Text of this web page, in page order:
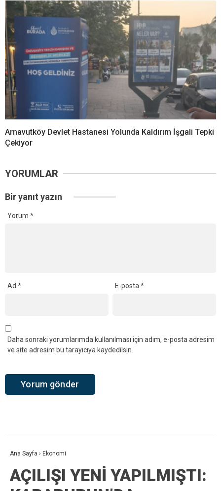
Arnavutköy Devlet Hastanesi Yolunda Kaldırım İşgali Tepki
Çekiyor
YORUMLAR
Bir yanıt yazın
Yorum *
Ad * E-posta*
Daha sonraki yorumlarımda kullanılması için adım, e-posta adresim
ve site adresim bu tarayıcıya kaydedilsin.
Ana Sayfa › Ekonomi
AÇILIŞI YENİ YAPILMIŞTI: